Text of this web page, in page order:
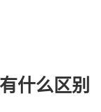
什么区别